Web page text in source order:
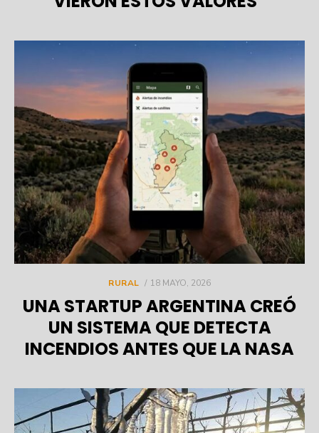
RURAL
POSTED
18 MAYO, 2026
UNA STARTUP ARGENTINA CREÓ
UN SISTEMA QUE DETECTA
INCENDIOS ANTES QUE LA NASA